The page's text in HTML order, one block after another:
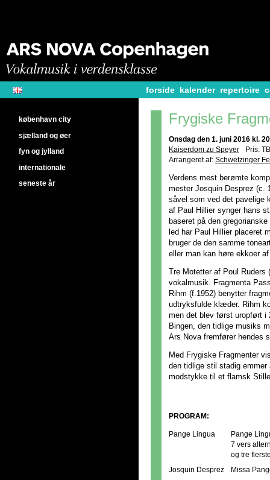
forside kalender repertoire
Frygiske
Onsdag den 1. juni 2016 kl.
Kaiserdom zu Speyer
Pris:
Arrangeret af: Schwetzinger
Verdens mest berømte
mester Josquin Desprez (c.
såvel som ved det pavelige
af Paul Hillier synger hans
baseret på den
led har Paul Hillier placeret
bruger de den samme
eller man kan høre ekkoer
Tre Motetter af Poul
vokalmusik. Fragmenta
Rihm (f.1952) benytter
udtryksfulde klæder. Rihm
men det blev først uropført i
Bingen, den tidlige musiks
Ars Nova fremfører hendes
Med Frygiske Fragmenter
den tidlige stil stadig
modstykke til et flamsk
PROGRAM:
Pange Lingua
Pange
7 vers
og tre
Josquin Desprez
Missa
københavn city
sjælland og øer
fyn og jylland
internationale
seneste år